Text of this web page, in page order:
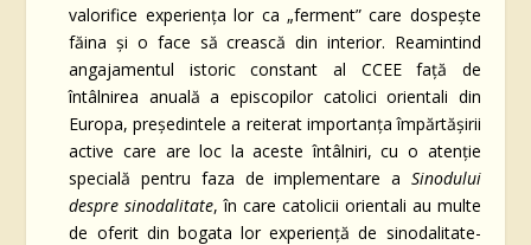
valorifice experiența lor ca „ferment” care dospește
făina și o face să crească din interior. Reamintind
angajamentul istoric constant al CCEE față de
întâlnirea anuală a episcopilor catolici orientali din
Europa, președintele a reiterat importanța împărtășirii
active care are loc la aceste întâlniri, cu o atenție
specială pentru faza de implementare a Sinodului
despre sinodalitate, în care catolicii orientali au multe
de oferit din bogata lor experiență de sinodalitate-